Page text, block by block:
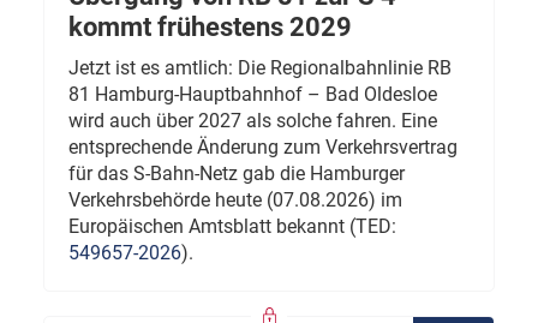
kommt frühestens 2029
Jetzt ist es amtlich: Die Regionalbahnlinie RB
81 Hamburg-Hauptbahnhof – Bad Oldesloe
wird auch über 2027 als solche fahren. Eine
entsprechende Änderung zum Verkehrsvertrag
für das S-Bahn-Netz gab die Hamburger
Verkehrsbehörde heute (07.08.2026) im
Europäischen Amtsblatt bekannt (TED:
549657-2026).